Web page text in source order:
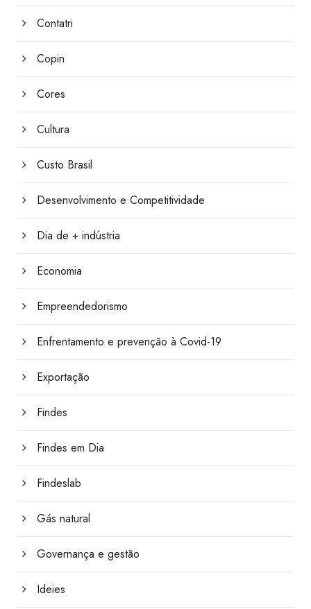
Contatri
Copin
Cores
Cultura
Custo Brasil
Desenvolvimento e Competitividade
Dia de + indústria
Economia
Empreendedorismo
Enfrentamento e prevenção à Covid-19
Exportação
Findes
Findes em Dia
Findeslab
Gás natural
Governança e gestão
Ideies